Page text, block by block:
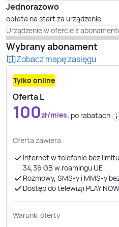
Jednorazowo
opłata na start za urządzenie
Urządzenie w ofercie z
Wybrany abonament
Zobacz mapę zasięgu
Tylko online
Oferta L
100zł/mies. po rabatach
Oferta zawiera
Internet w telefonie bez
34,36 GB ​​​​​​​w roamingu UE
Rozmowy, SMS-y i MMS-y
Dostęp do telewizji PLAY
Warunki oferty